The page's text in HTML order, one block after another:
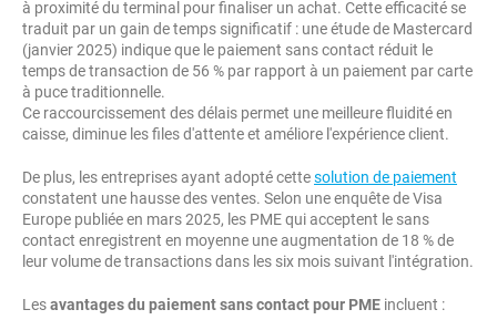
à proximité du terminal pour finaliser un achat. Cette efficacité se
traduit par un gain de temps significatif : une étude de Mastercard
(janvier 2025) indique que le paiement sans contact réduit le
temps de transaction de 56 % par rapport à un paiement par carte
à puce traditionnelle.
Ce raccourcissement des délais permet une meilleure fluidité en
caisse, diminue les files d'attente et améliore l'expérience client.
De plus, les entreprises ayant adopté cettesolution de paiement
constatent une hausse des ventes. Selon une enquête de Visa
Europe publiée en mars 2025, les PME qui acceptent le sans
contact enregistrent en moyenne une augmentation de 18 % de
leur volume de transactions dans les six mois suivant l'intégration.
Lesavantages du paiement sans contact pour PME incluent :